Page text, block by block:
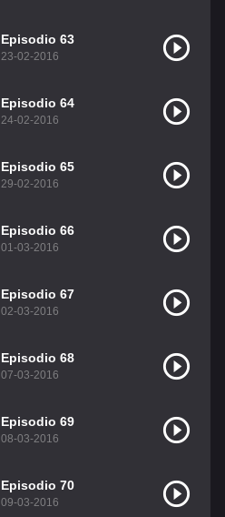
Episodio 63
23-02-2016
Episodio 64
24-02-2016
Episodio 65
29-02-2016
Episodio 66
01-03-2016
Episodio 67
02-03-2016
Episodio 68
07-03-2016
Episodio 69
08-03-2016
Episodio 70
09-03-2016